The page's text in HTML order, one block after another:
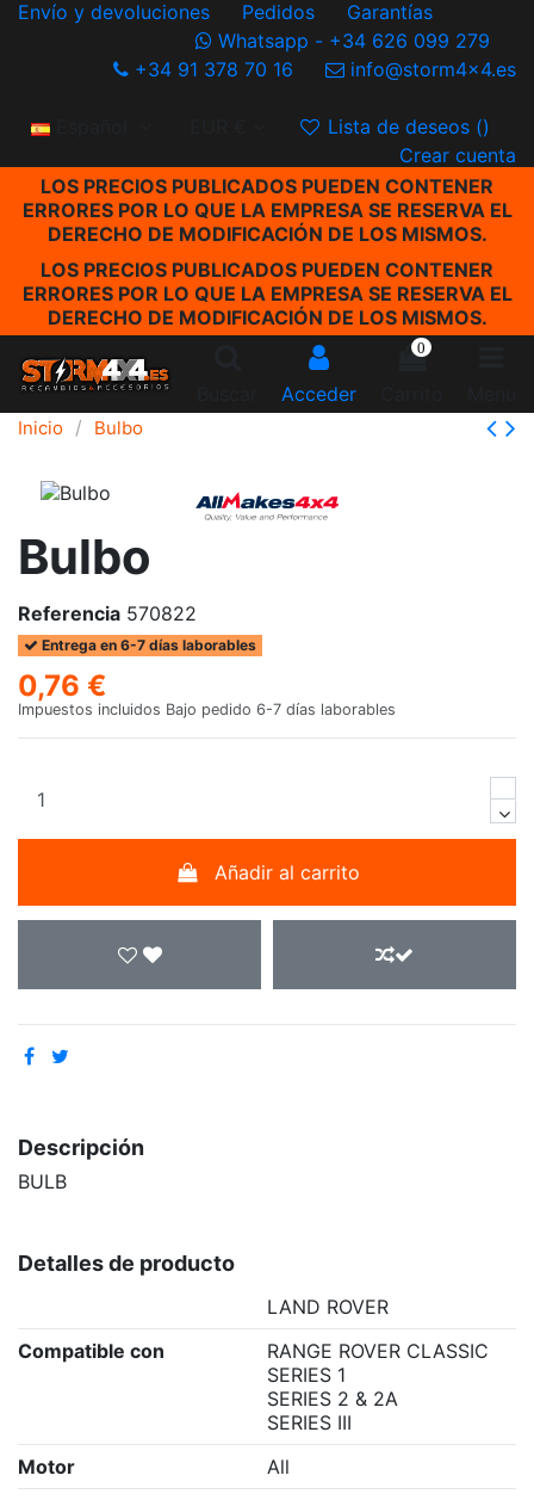
Envío y devoluciones Pedidos
Garantías
Whatsapp - +34 626 099 279
+34 91 378 70 16
info@storm4x4.es
Español Lista de deseos ()
Crear cuenta
LOS PRECIOS PUBLICADOS PUEDEN CONTENER
ERRORES POR LO QUE LA EMPRESA SE RESERVA EL
DERECHO DE MODIFICACIÓN DE LOS MISMOS.
LOS PRECIOS PUBLICADOS PUEDEN CONTENER
ERRORES POR LO QUE LA EMPRESA SE RESERVA EL
DERECHO DE MODIFICACIÓN DE LOS MISMOS.
Acceder
0
Inicio Bulbo
Bulbo
Referencia 570822
Entrega en 6-7 días laborables
0,76 €
Impuestos incluidos Bajo pedido 6-7 días laborables
Añadir al carrito
Descripción
BULB
Detalles de producto
LAND ROVER
Compatible con
RANGE ROVER CLASSIC
SERIES 1
SERIES 2 & 2A
SERIES III
Motor
All